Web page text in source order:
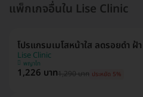
แพ็กเกจอื่นใน Lise Clinic
โปรแกรมเมโสหน้าใส ลดรอยดำ
Lise Clinic
พญาไท
1,226 บาท1,290 บาท ประหยัด 5%